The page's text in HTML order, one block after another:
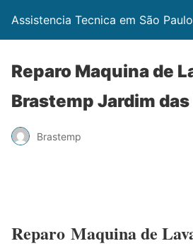
Assistencia Tecnica em São Paulo
Reparo Maquina de
Brastemp Jardim
Brastemp
Reparo Maquina de